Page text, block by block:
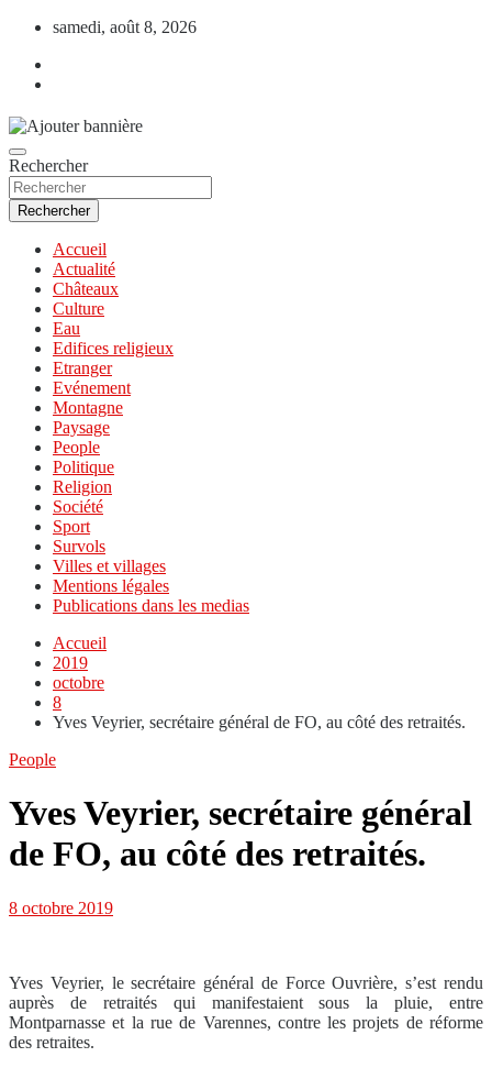
Aller
contenu
samedi, août 8, 2026
Rechercher
Rechercher
Accueil
Actualité
Châteaux
Culture
Eau
Edifices religieux
Etranger
Evénement
Montagne
Paysage
People
Politique
Religion
Société
Sport
Survols
Villes et villages
Mentions légales
Publications dans les medias
Accueil
2019
octobre
8
Yves Veyrier, secrétaire général de FO, au côté des retraités.
People
Yves Veyrier, secrétaire général
de FO, au côté des retraités.
8 octobre 2019
Yves Veyrier, le secrétaire général de Force Ouvrière, s’est rendu
auprès de retraités qui manifestaient sous la pluie, entre
Montparnasse et la rue de Varennes, contre les projets de réforme
des retraites.